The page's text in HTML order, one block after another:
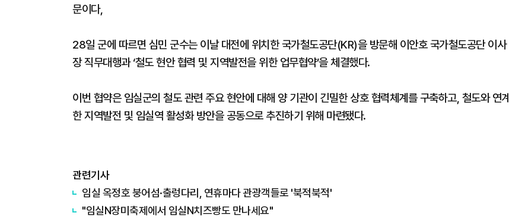
문이다,
28일 군에 따르면 심민 군수는 이날 대전에 위치한 국가철도공단(KR)을 방문해 이안호 국가철도공단 이사
장 직무대행과 ‘철도 현안 협력 및 지역발전을 위한 업무협약’을 체결했다.
이번 협약은 임실군의 철도 관련 주요 현안에 대해 양 기관이 긴밀한 상호 협력체계를 구축하고, 철도와 연계
한 지역발전 및 임실역 활성화 방안을 공동으로 추진하기 위해 마련됐다.
관련기사
임실 옥정호 붕어섬·출렁다리, 연휴마다 관광객들로 '북적북적'
"임실N장미축제에서 임실N치즈빵도 만나세요"